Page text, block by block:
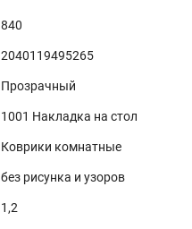
840
2040119495265
Прозрачный
1001 Накладка на стол
Коврики комнатные
без рисунка и узоров
1,2